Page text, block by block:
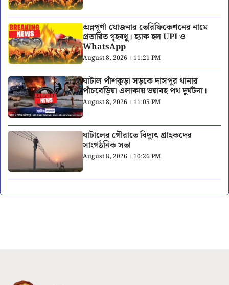
অন্নপূর্ণা যোজনার ভেরিফিকেশনের নামে
প্রতারিত গৃহবধূ। হ্যাক হল UPI ও
WhatsApp
August 8, 2026 । 11:21 PM
ঘাটাল পাঁশকুড়া সড়কে দাসপুর থানার
পাঁচবেড়িয়া এলাকায় ভয়াবহ পথ দুর্ঘটনা।
August 8, 2026 । 11:05 PM
ঘাটালের গৌরাতে বিদ্যুৎ গ্রাহকদের
সাংগঠনিক সভা
August 8, 2026 । 10:26 PM